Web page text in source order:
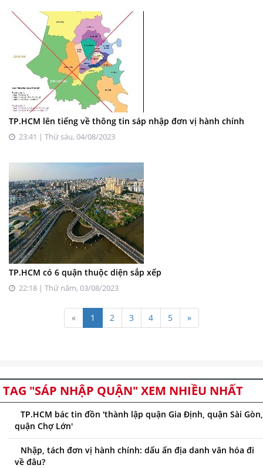
TP.HCM lên tiếng về thông tin sáp nhập đơn vị hành chính
23:41 | Thứ sáu, 04/08/2023
TP.HCM có 6 quận thuộc diện sắp xếp
22:18 | Thứ năm, 03/08/2023
« 1 2 3 4 5 »
TAG "SÁP NHẬP QUẬN" XEM NHIỀU NHẤT
TP.HCM bác tin đồn 'thành lập quận Gia Định, quận Sài Gòn,
quận Chợ Lớn'
Nhập, tách đơn vị hành chính: dấu ấn địa danh văn hóa đi
về đâu?